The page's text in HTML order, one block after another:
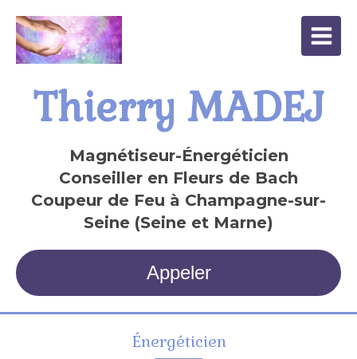
Thierry MADEJ
Magnétiseur-Énergéticien
Conseiller en Fleurs de Bach
Coupeur de Feu à Champagne-sur-
Seine (Seine et Marne)
Appeler
Énergéticien